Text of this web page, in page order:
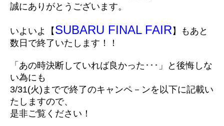
誠にありがとうございます。
いよいよ【 SUBARU FINAL FAIR 】もあと
数日で終了いたします！！
「あの時決断していれば良かった･･･」と後悔しな
い為にも
3/31(火)までで終了のキャンペ－ンを以下に記載い
たしますので、
是非ご覧ください！